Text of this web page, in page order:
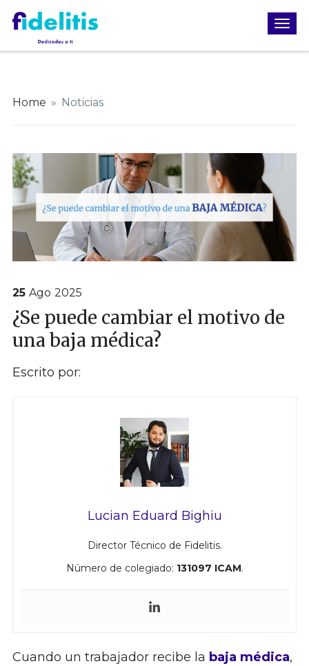
Home » Noticias
25 Ago 2025
¿Se puede cambiar el motivo de
una baja médica?
Escrito por:
Lucian Eduard Bighiu
Director Técnico de Fidelitis.
Número de colegiado: 131097 ICAM.
Cuando un trabajador recibe la baja médica,